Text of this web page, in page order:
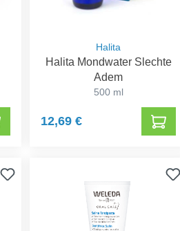
Halita
Halita Mondwater Slechte
Adem
500 ml
12,69 €